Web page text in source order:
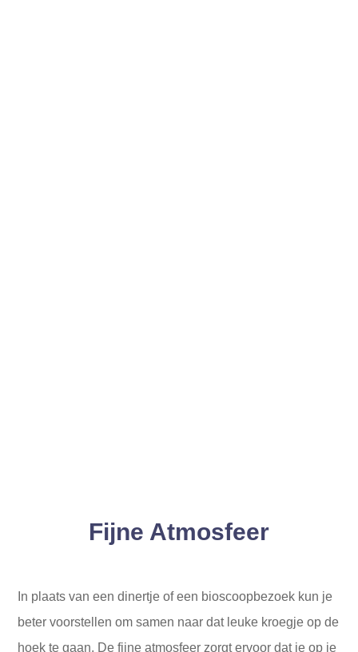
Fijne Atmosfeer
In plaats van een dinertje of een bioscoopbezoek kun je
beter voorstellen om samen naar dat leuke kroegje op de
hoek te gaan. De fijne atmosfeer zorgt ervoor dat je op je